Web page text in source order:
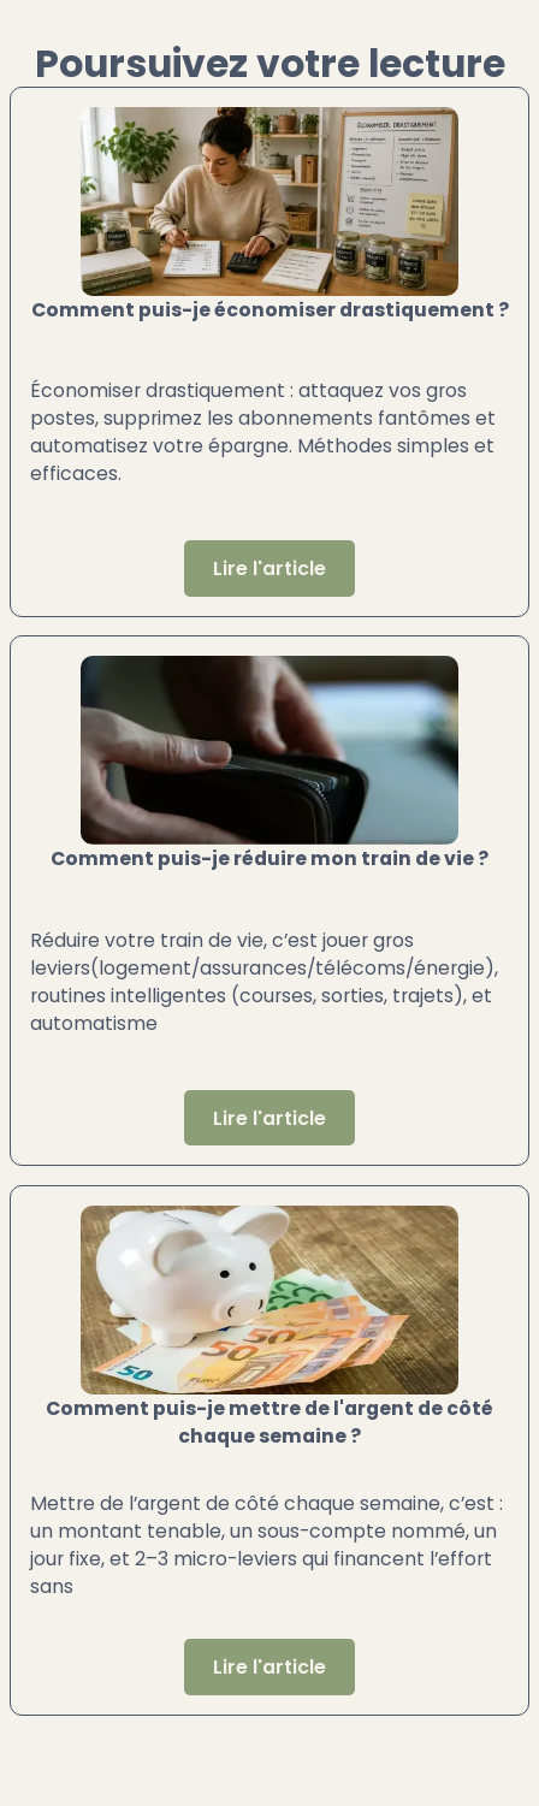
Poursuivez votre lecture
Comment puis-je économiser drastiquement ?
Économiser drastiquement : attaquez vos gros
postes, supprimez les abonnements fantômes et
automatisez votre épargne. Méthodes simples et
efficaces.
Lire l'article
Comment puis-je réduire mon train de vie ?
Réduire votre train de vie, c’est jouer gros
leviers(logement/assurances/télécoms/énergie),
routines intelligentes (courses, sorties, trajets), et
automatisme
Lire l'article
Comment puis-je mettre de l'argent de côté
chaque semaine ?
Mettre de l’argent de côté chaque semaine, c’est :
un montant tenable, un sous-compte nommé, un
jour fixe, et 2–3 micro-leviers qui financent l’effort
sans
Lire l'article